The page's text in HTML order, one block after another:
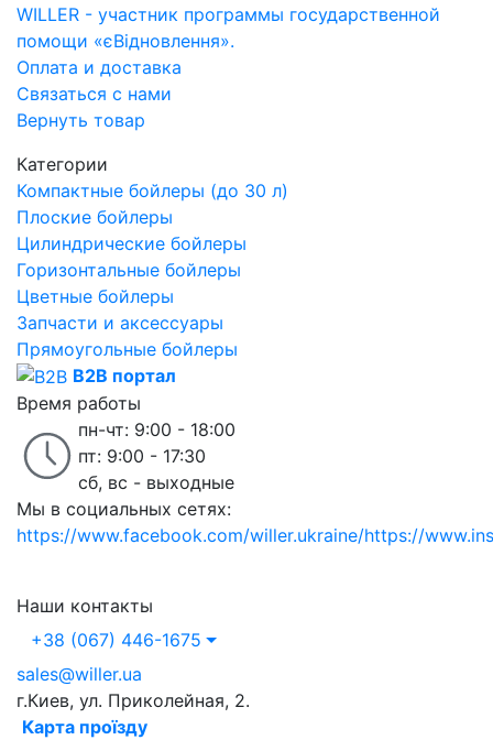
WILLER - участник программы государственной
помощи «єВідновлення».
Оплата и доставка
Связаться с нами
Вернуть товар
Категории
Компактные бойлеры (до 30 л)
Плоские бойлеры
Цилиндрические бойлеры
Горизонтальные бойлеры
Цветные бойлеры
Запчасти и аксессуары
Прямоугольные бойлеры
B2B портал
Время работы
пн-чт: 9:00 - 18:00
пт: 9:00 - 17:30
сб, вс - выходные
Мы в социальных сетях:
https://www.facebook.com/willer.ukraine/https://
Наши контакты
+38 (067) 446-1675
sales@willer.ua
г.Киев, ул. Приколейная, 2.
Карта проїзду